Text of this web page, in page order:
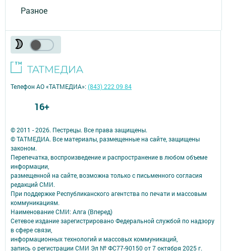
Разное
© 2011 - 2026. Пестрецы. Все права защищены.
© ТАТМЕДИА. Все материалы, размещенные на сайте, защищены
законом.
Перепечатка, воспроизведение и распространение в любом объеме
информации,
размещенной на сайте, возможна только с письменного согласия
редакций СМИ.
При поддержке Республиканского агентства по печати и массовым
коммуникациям.
Наименование СМИ: Алга (Вперед)
Сетевое издание зарегистрировано Федеральной службой по надзору
в сфере связи,
информационных технологий и массовых коммуникаций,
запись о регистрации СМИ Эл № ФС77-90150 от 7 октября 2025 г.
Телефон АО «ТАТМЕДИА»:(843) 222 09 84
16+